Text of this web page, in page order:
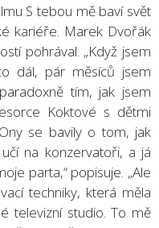
S tebou mě baví svět
kariéře. Marek Dvořák
pohrával. „Když jsem
dál, pár měsíců jsem
tím, jak jsem
Koktové s dětmi
se bavily o tom, jak
na konzervatoři, a já
parta,“ popisuje. „Ale
techniky, která měla
televizní studio. To mě